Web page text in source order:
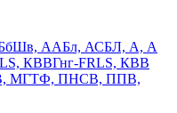
ААБл, АСБЛ, А, А
КВВГнг-FRLS, КВВ
МГТФ, ПНСВ, ППВ,